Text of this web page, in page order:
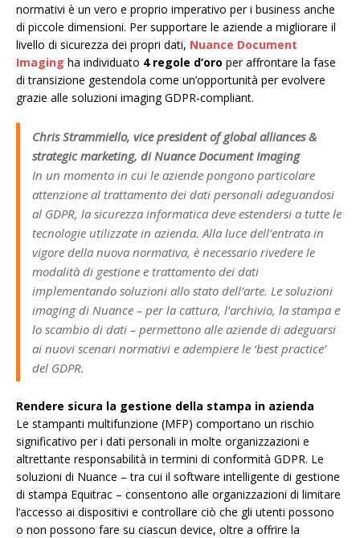
normativi è un vero e proprio imperativo per i business anche
di piccole dimensioni. Per supportare le aziende a migliorare il
livello di sicurezza dei propri dati, Nuance Document
Imaging ha individuato 4 regole d’oro per affrontare la fase
di transizione gestendola come un’opportunità per evolvere
grazie alle soluzioni imaging GDPR-compliant.
Chris Strammiello, vice president of global alliances &
strategic marketing, di Nuance Document Imaging
In un momento in cui le aziende pongono particolare
attenzione al trattamento dei dati personali adeguandosi
al GDPR, la sicurezza informatica deve estendersi a tutte le
tecnologie utilizzate in azienda. Alla luce dell’entrata in
vigore della nuova normativa, è necessario rivedere le
modalità di gestione e trattamento dei dati
implementando soluzioni allo stato dell’arte. Le soluzioni
imaging di Nuance – per la cattura, l’archivio, la stampa e
lo scambio di dati – permettono alle aziende di adeguarsi
ai nuovi scenari normativi e adempiere le ‘best practice’
del GDPR.
Rendere sicura la gestione della stampa in azienda
Le stampanti multifunzione (MFP) comportano un rischio
significativo per i dati personali in molte organizzazioni e
altrettante responsabilità in termini di conformità GDPR. Le
soluzioni di Nuance – tra cui il software intelligente di gestione
di stampa Equitrac – consentono alle organizzazioni di limitare
l’accesso ai dispositivi e controllare ciò che gli utenti possono
o non possono fare su ciascun device, oltre a offrire la